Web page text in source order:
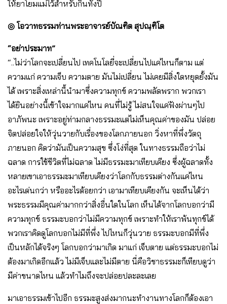
ให้ยาโยมแม่ไว้สำหรับกินทั้งปี
◎ โอวาทธรรมท่านพระอาจารย์บัณฑิต สุปณฺฑิโต
“อย่าประมาท”
“..ไม่ว่าโลกจะเปลี่ยนไป เทคโนโลยี่จะเปลี่ยนไปแค่ไหนก็ตาม แต่
ความแก่ ความเจ็บ ความตาย มันไม่เปลี่ยน ไม่เคยมีสิ่งใดหยุดยั้งมัน
ได้ เพราะสิ่งเหล่านี้นำมาซึ่งความทุกข์ ความพลัดพราก พวกเรา
ได้ยินอย่างนี้เข้าใจมากแค่ไหน คนที่ไม่รู้ ไม่สนใจแค่ฟังผ่านๆไป
อาภัพนะ เพราะอยู่ท่ามกลางธรรมะแต่ไม่เห็นคุณค่าของมัน ปล่อย
จิตปล่อยใจให้วุ่นวายกับเรื่องของโลกภายนอก วิ่งหาที่พึ่งวัตถุ
ภายนอก คิดว่ามันเป็นความสุข ซึ่งโง่ที่สุด ในทางธรรมถือว่าไม่
ฉลาด การใช้ชีวิตที่ไม่ฉลาด ไม่มีธรรมะมาเทียบเคียง ซึ่งผู้ฉลาดทั้ง
หลายเขาเอาธรรมะมาเทียบเคียงว่าโลกกับธรรมต่างกันแค่ไหน
อะไรเด่นกว่า หรืออะไรด้อยกว่า เอามาเทียบเคียงกัน จะเห็นได้ว่า
พระธรรมมีคุณค่ามากกว่าสิ่งอื่นใดในโลก เห็นได้จากโลกบอกว่ามี
ความทุกข์ ธรรมะบอกว่าไม่มีความทุกข์ เพราะทำให้เราพ้นทุกข์ได้
พวกเราคิดดูโลกบอกไม่มีที่พึ่ง ไปไหนก็วุ่นวาย ธรรมะบอกมีที่พึ่ง
เป็นหลักได้จริงๆ โลกบอกว่ามาเกิด มาแก่ เจ็บตาย แต่ธรรมะบอกไม่
ต้องมาเกิดอีกแล้ว ไม่มีเจ็บและไม่มีตาย นี่คือวิชาธรรมะก็เทียบดูว่า
มีค่าขนาดไหน แล้วทำไมถึงจะปล่อยปละละเลย
มาเอาธรรมเข้าไปอีก ธรรมะสูงส่งมากนะทำงานทางโลกก็ต้องเอา